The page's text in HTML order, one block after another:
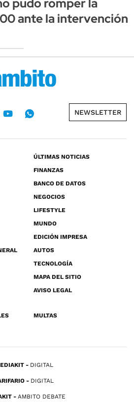
pudo romper la
ante la intervención
NEWSLETTER
ÚLTIMAS NOTICIAS
FINANZAS
BANCO DE DATOS
NEGOCIOS
LIFESTYLE
MUNDO
EDICIÓN IMPRESA
AUTOS
TECNOLOGÍA
MAPA DEL SITIO
AVISO LEGAL
MULTAS
DIGITAL
DIGITAL
AMBITO DEBATE